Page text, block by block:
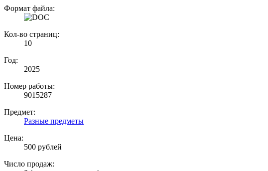
Формат файла:
Кол-во страниц:
10
Год:
2025
Номер работы:
9015287
Предмет:
Разные предметы
Цена:
500 рублей
Число продаж: